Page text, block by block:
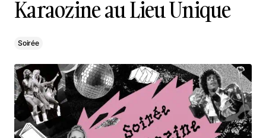
Karaozine au Lieu Unique
Soirée